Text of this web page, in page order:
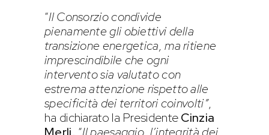
“Il Consorzio condivide
pienamente gli obiettivi della
transizione energetica, ma ritiene
imprescindibile che ogni
intervento sia valutato con
estrema attenzione rispetto alle
specificità dei territori coinvolti”,
ha dichiarato la PresidenteCinzia
Merli. “Il paesaggio, l’integrità dei